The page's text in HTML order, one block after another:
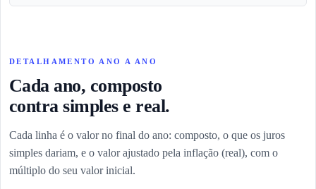
DETALHAMENTO ANO A ANO
Cada ano, composto
contra simples e real.
Cada linha é o valor no final do ano: composto, o que os juros
simples dariam, e o valor ajustado pela inflação (real), com o
múltiplo do seu valor inicial.